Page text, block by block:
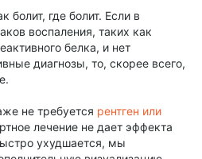
где болит. Если в
воспаления, таких как
белка, и нет
диагнозы, то, скорее всего,
не требуется рентген или
лечение не дает эффекта
ухудшается, мы